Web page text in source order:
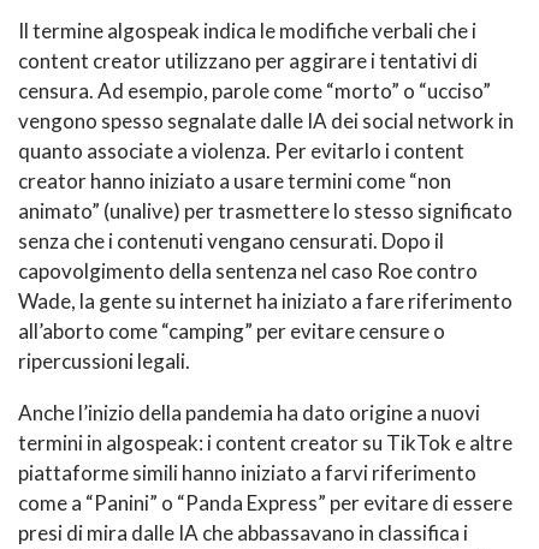
Il termine algospeak indica le modifiche verbali che i
content creator utilizzano per aggirare i tentativi di
censura. Ad esempio, parole come “morto” o “ucciso”
vengono spesso segnalate dalle IA dei social network in
quanto associate a violenza. Per evitarlo i content
creator hanno iniziato a usare termini come “non
animato” (unalive) per trasmettere lo stesso significato
senza che i contenuti vengano censurati. Dopo il
capovolgimento della sentenza nel caso Roe contro
Wade, la gente su internet ha iniziato a fare riferimento
all’aborto come “camping” per evitare censure o
ripercussioni legali.
Anche l’inizio della pandemia ha dato origine a nuovi
termini in algospeak: i content creator su TikTok e altre
piattaforme simili hanno iniziato a farvi riferimento
come a “Panini” o “Panda Express” per evitare di essere
presi di mira dalle IA che abbassavano in classifica i